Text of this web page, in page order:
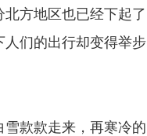
方地区也已经下起了
们的出行却变得举步
款款走来，再寒冷的